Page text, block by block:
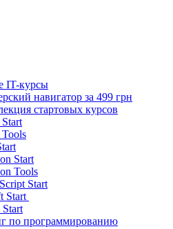
IT-курсы
навигатор за 499 грн
стартовых курсов
Start
Tools
Start
Tools
Start
Start
по программированию